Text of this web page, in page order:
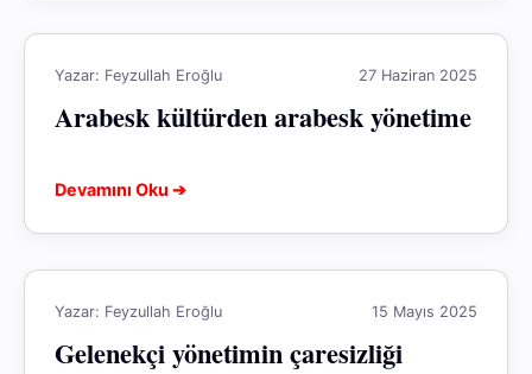
Yazar: Feyzullah Eroğlu 27 Haziran 2025
Arabesk kültürden arabesk yönetime
Devamını Oku ➔
Yazar: Feyzullah Eroğlu 15 Mayıs 2025
Gelenekçi yönetimin çaresizliği